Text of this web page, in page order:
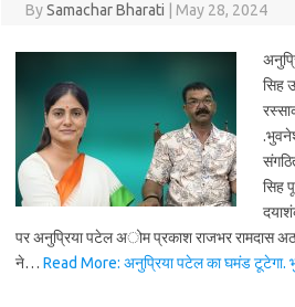
BySamachar Bharati May 28, 2024
सिह
सिह
पर अनुप्रिया पटेल अोम प्रकाश राजभर रामदास
ने… Read More: अनुप्रिया पटेल का घमंड टूटेगा.